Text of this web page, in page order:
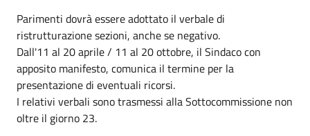
Parimenti dovrà essere adottato il verbale di
ristrutturazione sezioni, anche se negativo.
Dall'11 al 20 aprile / 11 al 20 ottobre, il Sindaco con
apposito manifesto, comunica il termine per la
presentazione di eventuali ricorsi.
I relativi verbali sono trasmessi alla Sottocommissione non
oltre il giorno 23.